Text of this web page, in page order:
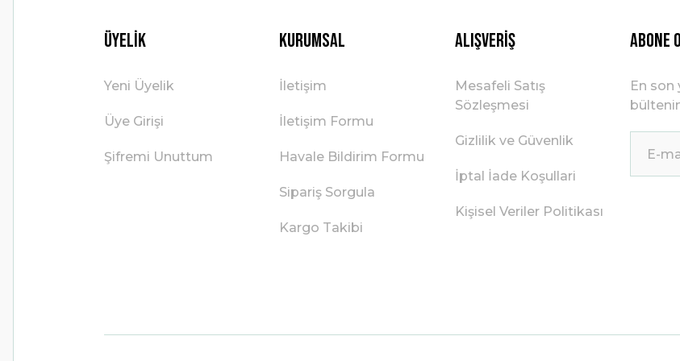
Üyelik
Yeni Üyelik
Üye Girişi
Şifremi Unuttum
Kurumsal
İletişim
İletişim Formu
Havale Bildirim Formu
Sipariş Sorgula
Kargo Takibi
Alışveriş
Mesafeli Satış
Sözleşmesi
Gizlilik ve Güvenlik
İptal İade Koşullari
Kişisel Veriler Politikası
ABONE
En